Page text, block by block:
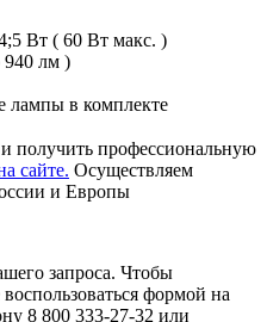
Вт ( 60 Вт макс. )
940 лм )
лампы в комплекте
получить профессиональную
сайте. Осуществляем
и Европы
запроса. Чтобы
формой на
8 800 333-27-32 или